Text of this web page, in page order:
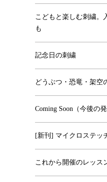
こどもと楽しむ刺繍。
も
記念日の刺繍
どうぶつ・恐竜・架空
Coming Soon（今後の発
[新刊] マイクロステッ
これから開催のレッス